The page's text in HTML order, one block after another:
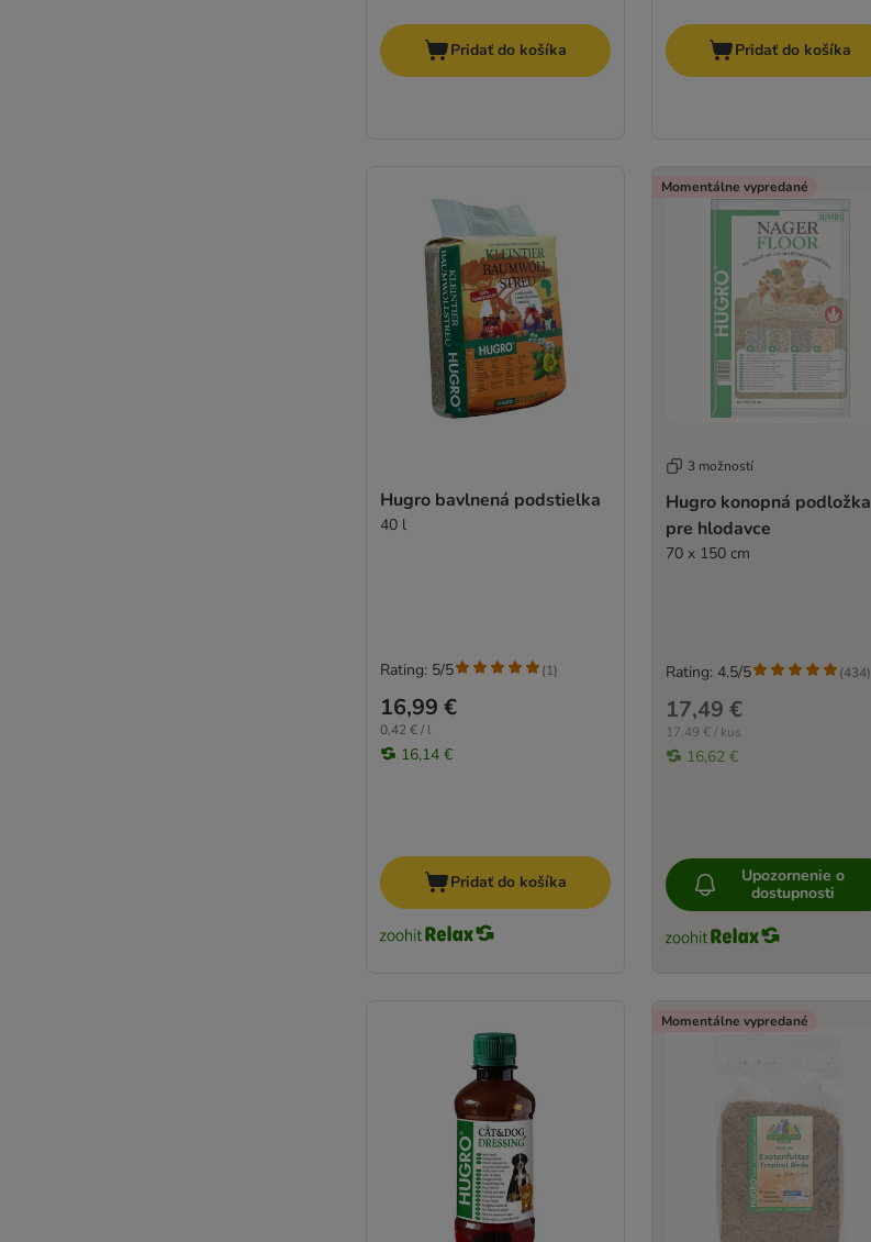
Pridať do košíka Pridať do košíka
Hugro bavlnená podstielka
40 l
16,99 €
0,42 € / l
16,14 €
Rating: 5/5 (1)
Pridať do košíka
Momentálne vypredané
3 možností
Hugro konopná podložka
pre hlodavce
70 x 150 cm
17,49 €
17,49 € / kus
16,62 €
Rating: 4.5/5 (434)
Upozornenie o
dostupnosti
Momentálne vypredané